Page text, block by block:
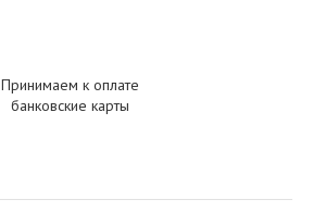
Принимаем к оплате
банковские карты